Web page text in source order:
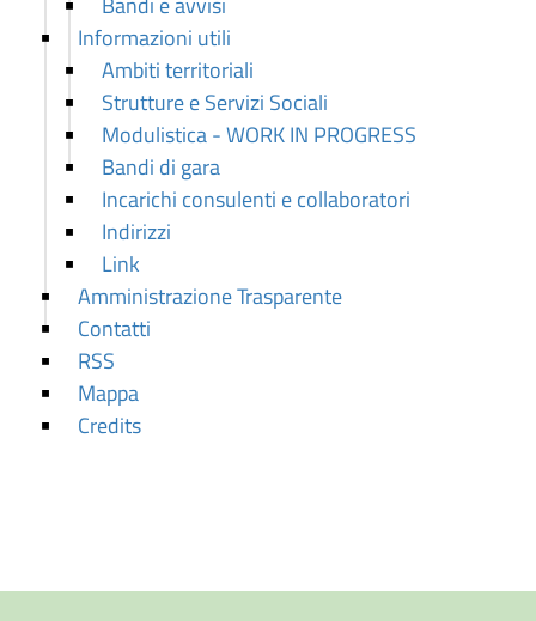
Informazioni utili
Ambiti territoriali
Strutture e Servizi Sociali
Modulistica - WORK IN PROGRESS
Bandi di gara
Incarichi consulenti e collaboratori
Indirizzi
Link
Amministrazione Trasparente
Contatti
RSS
Mappa
Credits